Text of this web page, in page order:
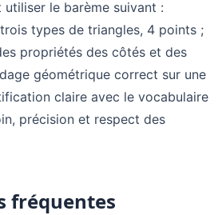
utiliser le barème suivant :
types de triangles, 4 points ;
propriétés des côtés et des
géométrique correct sur une
claire avec le vocabulaire
précision et respect des
fréquentes